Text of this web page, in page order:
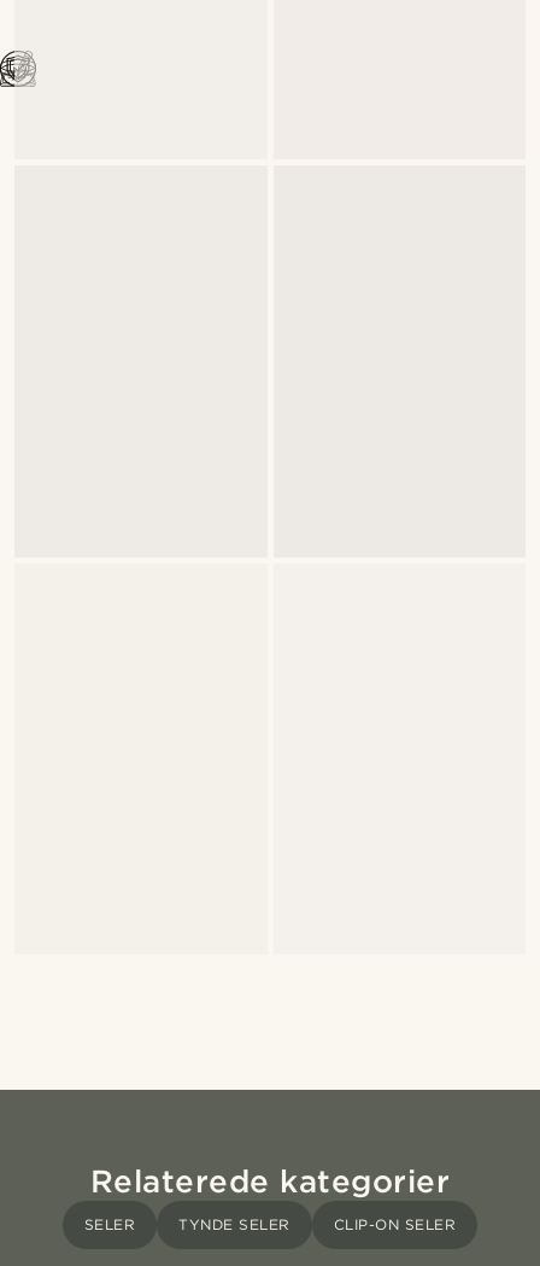
Relaterede kategorier
SELER TYNDE SELER CLIP-ON SELER